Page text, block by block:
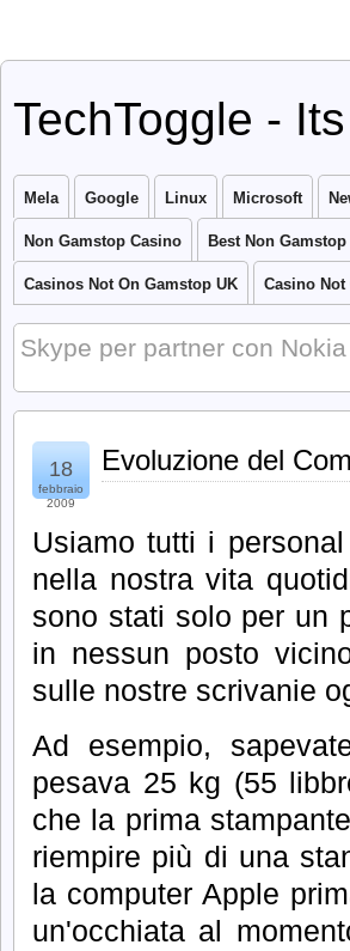
TechToggle -
Mela Google Linux Microsoft
Non Gamstop Casino Best Non
Casinos Not On Gamstop UK Casino Not
Skype per partner con Nokia
18
febbraio
2009
Evoluzione del
Usiamo tutti i
nella nostra vita
sono stati solo per un
in nessun posto
sulle nostre scrivanie
Ad esempio,
pesava 25 kg (55
che la prima
riempire più di una
la computer Apple
un'occhiata al